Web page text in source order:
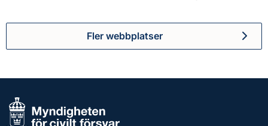
Fler webbplatser